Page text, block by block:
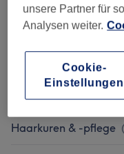
Strähnen & Balayage
Haarverlängerung
Haarkuren & -pflege
unsere Partner für
Analysen weiter.
Cookie-
Einstellungen